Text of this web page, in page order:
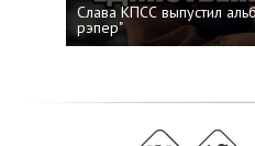
Слава КПСС выпустил
рэпер"